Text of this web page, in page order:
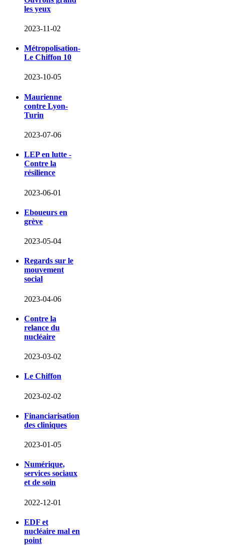
les yeux
2023-11-02
Métropolisation-
Le Chiffon 10
2023-10-05
Maurienne
contre Lyon-
Turin
2023-07-06
LEP en lutte -
Contre la
résilience
2023-06-01
Eboueurs en
grève
2023-05-04
Regards sur le
mouvement
social
2023-04-06
Contre la
relance du
nucléaire
2023-03-02
Le Chiffon
2023-02-02
Financiarisation
des cliniques
2023-01-05
Numérique,
services sociaux
et de soin
2022-12-01
EDF et
nucléaire mal en
point